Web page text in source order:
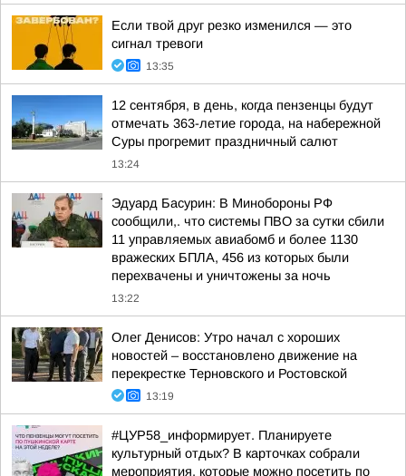
Если твой друг резко изменился — это
сигнал тревоги
13:35
12 сентября, в день, когда пензенцы будут
отмечать 363-летие города, на набережной
Суры прогремит праздничный салют
13:24
Эдуард Басурин: В Минобороны РФ
сообщили,. что системы ПВО за сутки сбили
11 управляемых авиабомб и более 1130
вражеских БПЛА, 456 из которых были
перехвачены и уничтожены за ночь
13:22
Олег Денисов: Утро начал с хороших
новостей – восстановлено движение на
перекрестке Терновского и Ростовской
13:19
#ЦУР58_информирует. Планируете
культурный отдых? В карточках собрали
мероприятия, которые можно посетить по